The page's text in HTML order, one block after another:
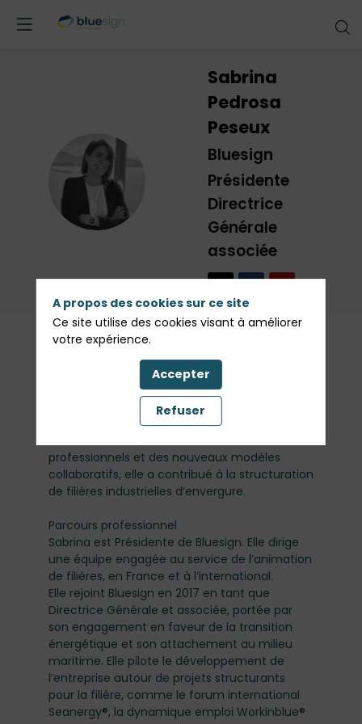
SPP
Sabrina
Pedrosa
Peseux
Bluesign
Présidente
Directrice
Générale
associée
20 ans d’expérience dans l’accompagnement
de secteurs stratégiques. Spécialiste de la
professionnels et des nouveaux modèles
collaboratifs, elle a contribué à la structuration
de filières industrielles d’envergure.
Parcours professionnel
Sabrina est Présidente de Bluesign. Elle dirige
une équipe engagée au service de l’animation
de filières, en France et à l’international.
Elle rejoint Bluesign en 2017 en tant que
Directrice Générale et associée, portée par
son engagement en faveur de la transition
énergétique et son attachement au milieu
maritime. Elle pilote le développement de
l’entreprise autour de projets structurants
pour la filière, comme le forum international
Seanergy®, la dynamique emploi Workinblue®
A propos des cookies sur ce site
Ce site utilise des cookies visant à améliorer
votre expérience.
Accepter
Refuser